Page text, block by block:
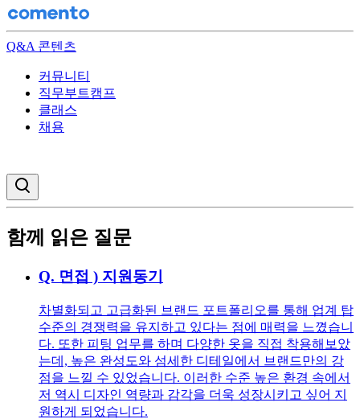
Q&A 콘텐츠
커뮤니티
직무부트캠프
클래스
채용
함께 읽은 질문
Q. 면접 ) 지원동기
차별화되고 고급화된 브랜드 포트폴리오를 통해 업계 탑
수준의 경쟁력을 유지하고 있다는 점에 매력을 느꼈습니
다. 또한 피팅 업무를 하며 다양한 옷을 직접 착용해보았
는데, 높은 완성도와 섬세한 디테일에서 브랜드만의 강
점을 느낄 수 있었습니다. 이러한 수준 높은 환경 속에서
저 역시 디자인 역량과 감각을 더욱 성장시키고 싶어 지
원하게 되었습니다.